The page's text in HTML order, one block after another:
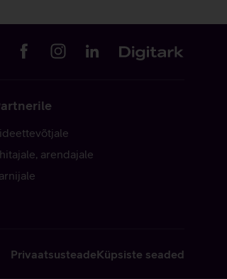
arendajale
PrivaatsusteadeKüpsiste seaded